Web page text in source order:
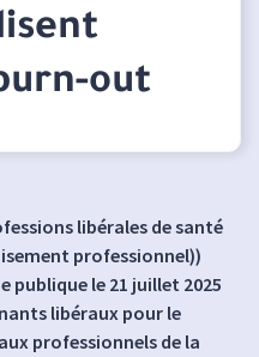
out
libérales de santé
professionnel))
publique le 21 juillet 2025
libéraux pour le
professionnels de la